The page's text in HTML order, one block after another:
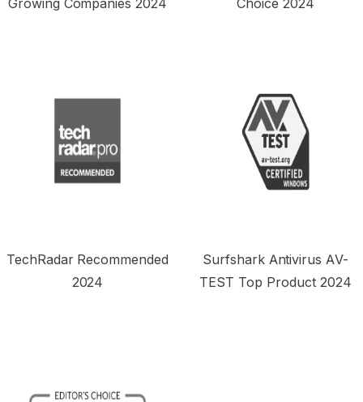
TechRadar Recommended
2024
Surfshark Antivirus AV-
TEST Top Product 2024